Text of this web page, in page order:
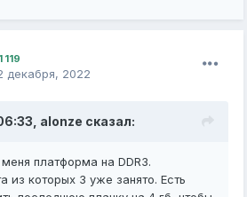
1 119
декабря, 2022
alonze сказал:
платформа на DDR3.
из которых 3 уже занято. Есть